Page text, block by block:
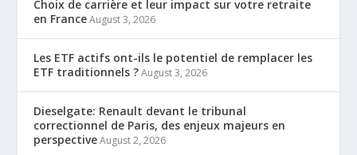
Choix de carrière et leur impact sur votre retraite
en France August 3, 2026
Les ETF actifs ont-ils le potentiel de remplacer les
ETF traditionnels ? August 3, 2026
Dieselgate: Renault devant le tribunal
correctionnel de Paris, des enjeux majeurs en
perspective August 2, 2026